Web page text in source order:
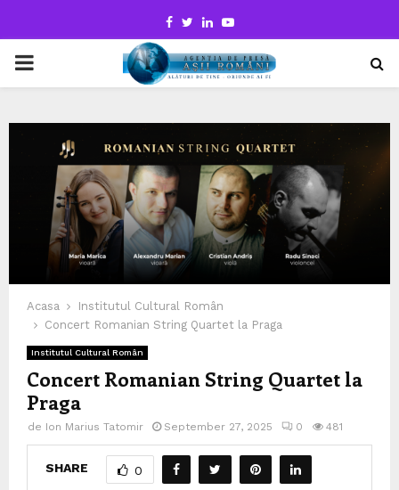
Facebook
TwitterLinkedinYoutube
PRIMARY
Acasa
Institutul Cultural Român
Concert Romanian String Quartet la Praga
Institutul Cultural Român
Concert Romanian String Quartet la
Praga
de Ion Marius Tatomir September 27, 2025 0 481
SHARE 0